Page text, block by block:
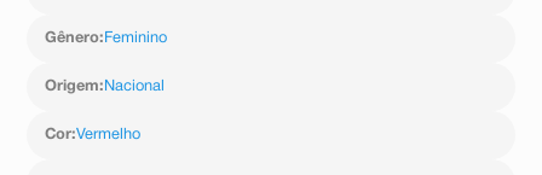
Gênero: Feminino
Origem: Nacional
Cor:Vermelho